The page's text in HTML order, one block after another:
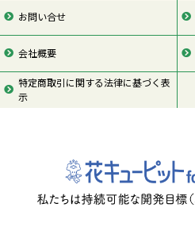
お問い合せ
会社概要
特定商取引に関する法律に基づく表
示